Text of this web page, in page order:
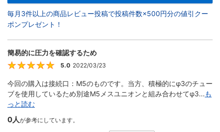
毎月3件以上の商品レビュー投稿で投稿件数×500円分の値引クー
ポンプレゼント！
簡易的に圧力を確認するため
5
5.0 2022/03/23
今回の購入は接続口：M5のものです。当方、積極的にφ3のチュー
ブを使用しているため別途M5メスユニオンと組み合わせてφ3...も
っと読む
0人が参考にしています。